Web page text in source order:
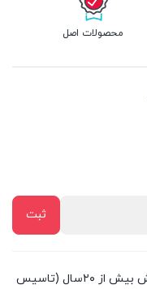
محصولات اصل
فروشگاه پژواک شاپ با داشتن سابقه‌ی فروش بیش از ۲۰سال (تاسیس